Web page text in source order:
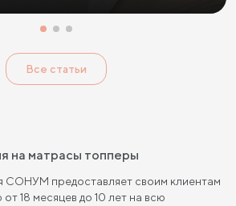
Все статьи
на матрасы топперы
СОНУМ предоставляет своим клиентам
18 месяцев до 10 лет на всю